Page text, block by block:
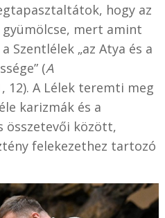
hogy az
gyümölcse, mert amint
Szentlélek „az Atya és a
(A
12). A Lélek teremti meg
karizmák és a
összetevői között,
felekezethez tartozó